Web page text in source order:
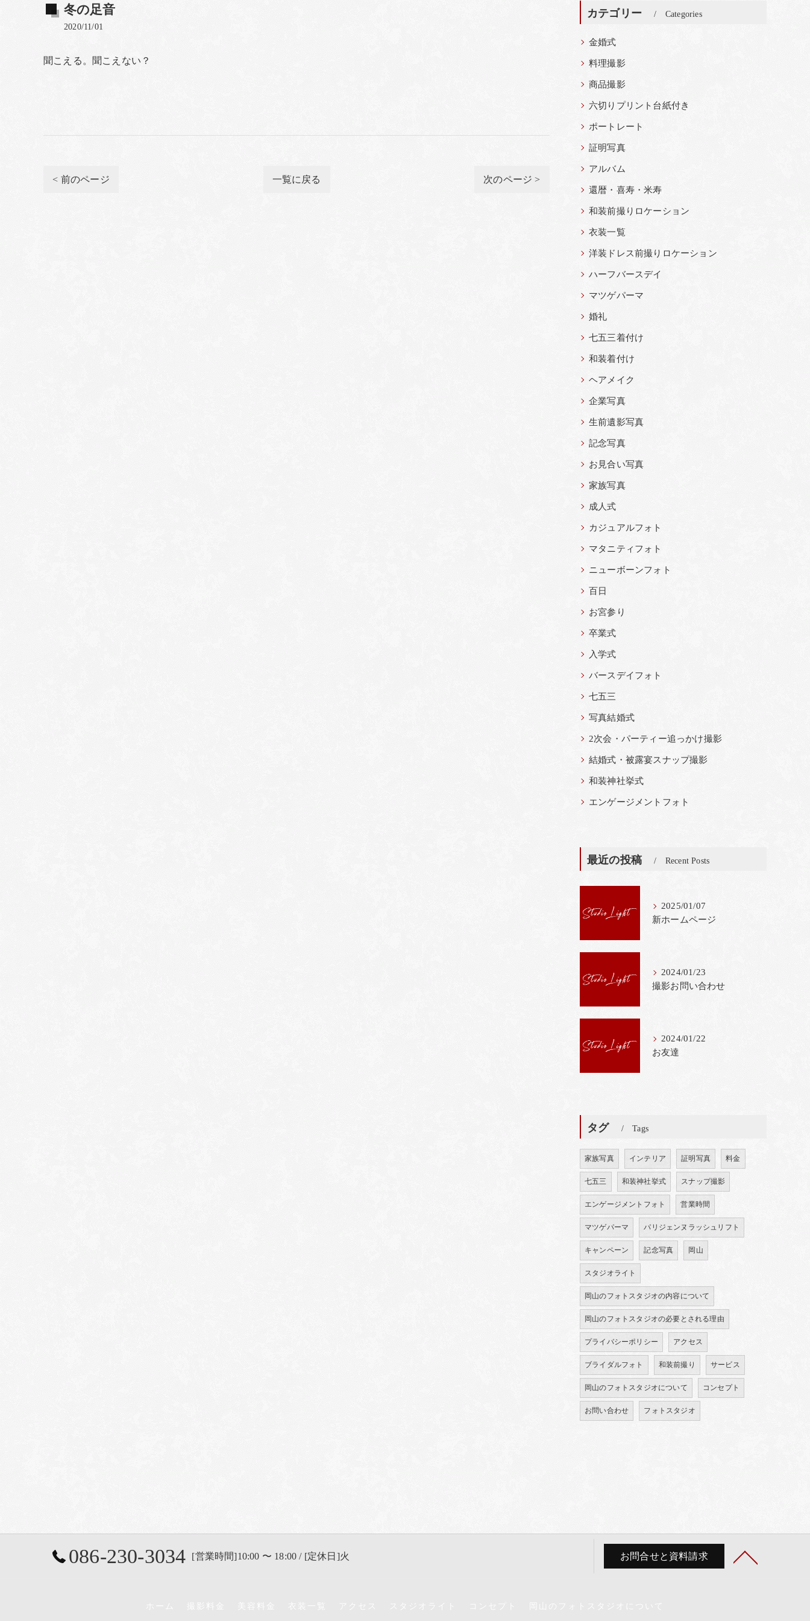
冬の足音
2020/11/01
聞こえる。聞こえない？
< 前のページ 一覧に戻る 次のページ >
カテゴリー Categories
金婚式
料理撮影
商品撮影
六切りプリント台紙付き
ポートレート
証明写真
アルバム
還暦・喜寿・米寿
和装前撮りロケーション
衣装一覧
洋装ドレス前撮りロケーション
ハーフバースデイ
マツゲパーマ
婚礼
七五三着付け
和装着付け
ヘアメイク
企業写真
生前遺影写真
記念写真
お見合い写真
家族写真
成人式
カジュアルフォト
マタニティフォト
ニューボーンフォト
百日
お宮参り
卒業式
入学式
バースデイフォト
七五三
写真結婚式
2次会・パーティー追っかけ撮影
結婚式・被露宴スナップ撮影
和装神社挙式
エンゲージメントフォト
最近の投稿 Recent Posts
2025/01/07
新ホームページ
2024/01/23
撮影お問い合わせ
2024/01/22
お友達
タグ Tags
家族写真 インテリア 証明写真 料金
七五三 和装神社挙式 スナップ撮影
エンゲージメントフォト 営業時間
マツゲパーマ パリジェンヌラッシュリフト
キャンペーン 記念写真 岡山
スタジオライト
岡山のフォトスタジオの内容について
岡山のフォトスタジオの必要とされる理由
プライバシーポリシー アクセス
ブライダルフォト 和装前撮り サービス
岡山のフォトスタジオについて コンセプト
お問い合わせ フォトスタジオ
086-230-3034 [営業時間]10:00 〜 18:00 / [定休日]火 お問合せと資料請求